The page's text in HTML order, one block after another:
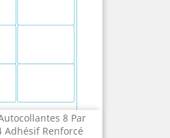
8 Par
Adhésif Renforcé